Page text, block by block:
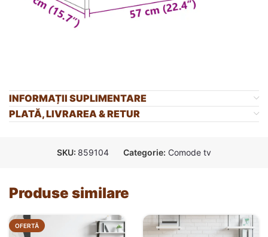
INFORMAȚII SUPLIMENTARE
PLATĂ, LIVRAREA & RETUR
SKU: 859104 Categorie: Comode tv
Produse similare
OFERTĂ